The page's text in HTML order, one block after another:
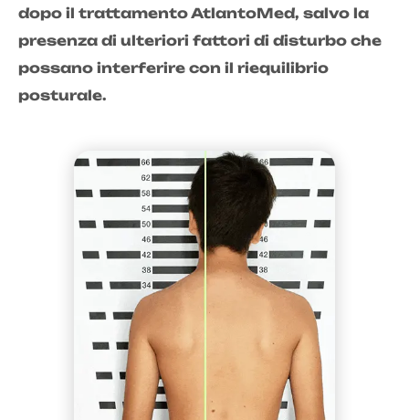
dopo il trattamento AtlantoMed, salvo la
presenza di ulteriori fattori di disturbo che
possano interferire con il riequilibrio
posturale.